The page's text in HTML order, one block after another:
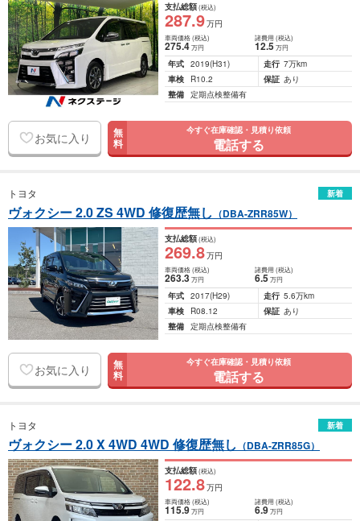
支払総額(税込)
287.9万円
車両価格(税込)
275.4万円
諸費用 (税込)
12.5 万円
年式 2019(H31) 走行 7万km
車検
R10.2 保証 あり
整備 定期点検整備有
お気に入り 無
料
今すぐ在庫確認・見積り依頼
電話する
トヨタ 新着
ヴォクシー 2.0 ZS 4WD 修復歴無し （DBA-ZRR85W）
支払総額(税込)
269.8万円
車両価格(税込)
263.3万円
諸費用 (税込)
6.5 万円
年式 2017(H29) 走行 5.6万km
車検
R08.12 保証 あり
整備 定期点検整備有
お気に入り 無
料
今すぐ在庫確認・見積り依頼
電話する
トヨタ 新着
ヴォクシー 2.0 X 4WD 4WD 修復歴無し （DBA-ZRR85G）
支払総額(税込)
122.8万円
車両価格(税込)
115.9万円
諸費用 (税込)
6.9 万円